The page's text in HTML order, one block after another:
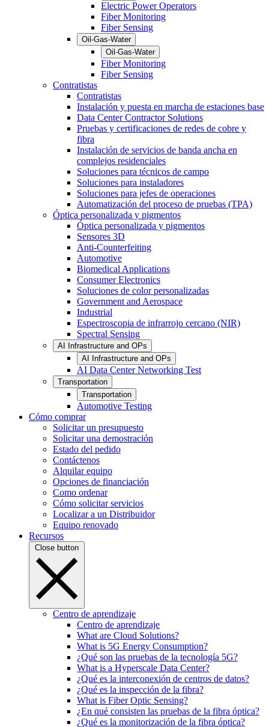
Electric Power Operators
Fiber Monitoring
Fiber Sensing
Oil-Gas-Water
Oil-Gas-Water
Fiber Monitoring
Fiber Sensing
Contratistas
Contratistas
Instalación y puesta en marcha de estaciones base
Data Center Contractor Solutions
Pruebas y certificaciones de redes de cobre y
fibra
Instalación de servicios de banda ancha en
complejos residenciales
Soluciones para técnicos de campo
Soluciones para instaladores
Soluciones para jefes de operaciones
Automatización del proceso de pruebas (TPA)
Óptica personalizada y pigmentos
Óptica personalizada y pigmentos
Sensores 3D
Anti-Counterfeiting
Automotive
Biomedical Applications
Consumer Electronics
Soluciones de color personalizadas
Government and Aerospace
Industrial
Espectroscopia de infrarrojo cercano (NIR)
Spectral Sensing
AI Infrastructure and OPs
AI Infrastructure and OPs
AI Data Center Networking Test
Transportation
Transportation
Automotive Testing
Cómo comprar
Solicitar un presupuesto
Solicitar una demostración
Estado del pedido
Contáctenos
Alquilar equipo
Opciones de financiación
Como ordenar
Cómo solicitar servicios
Localizar a un Distribuidor
Equipo renovado
Recursos
Close button
Centro de aprendizaje
Centro de aprendizaje
What are Cloud Solutions?
What is 5G Energy Consumption?
¿Qué son las pruebas de la tecnología 5G?
What is a Hyperscale Data Center?
¿Qué es la interconexión de centros de datos?
¿Qué es la inspección de la fibra?
What is Fiber Optic Sensing?
¿En qué consisten las pruebas de la fibra óptica?
¿Qué es la monitorización de la fibra óptica?